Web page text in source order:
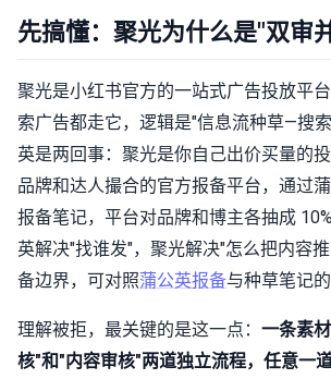
先搞懂：聚光为什么是"双审
聚光是小红书官方的一站式广告投放平
索广告都走它，逻辑是"信息流种草—搜
英是两回事：聚光是你自己出价买量的
品牌和达人撮合的官方报备平台，通过
报备笔记，平台对品牌和博主各抽成
英解决"找谁发"，聚光解决"怎么把内容
备边界，可对照蒲公英报备与种草笔记的
理解被拒，最关键的是这一点： 一条素
核"和"内容审核"两道独立流程，任意一